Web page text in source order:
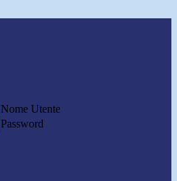
Nome Utente
Password